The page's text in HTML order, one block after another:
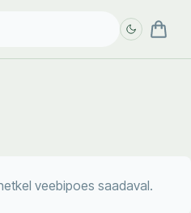
veebipoes saadaval.